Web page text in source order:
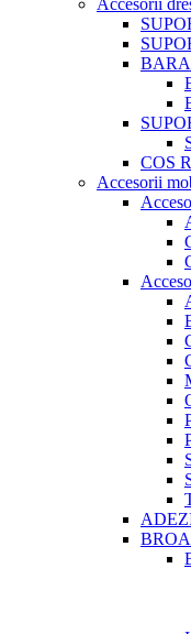
Accesorii
COS
Accesorii